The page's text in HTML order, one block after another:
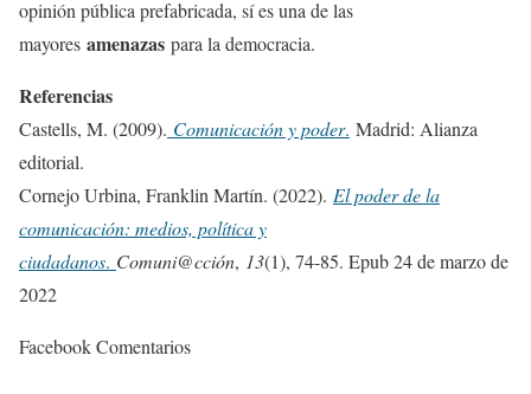
opinión pública prefabricada, sí es una de las
mayores amenazas para la democracia.
Referencias
Castells, M. (2009). Comunicación y poder. Madrid: Alianza
editorial.
Cornejo Urbina, Franklin Martín. (2022). El poder de la
comunicación: medios, política y
ciudadanos. Comuni@cción, 13(1), 74-85. Epub 24 de marzo de
2022
Facebook Comentarios